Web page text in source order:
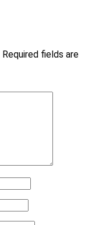
Required fields are